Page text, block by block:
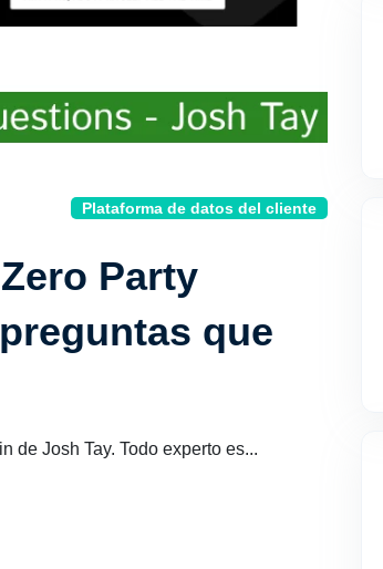
Plataforma de datos del cliente
Party
que
de Josh Tay. Todo experto es...